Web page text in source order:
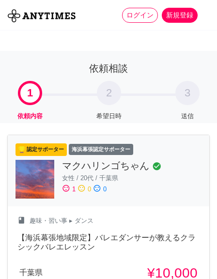
ログイン 新規登録
全て 家事 more_horiz
依頼相談
1
依頼内容
2
希望日時
3
送信
認定サポーター 海浜幕張認定サポーター
マクハリンゴちゃん check_circle
女性 / 20代 / 千葉県
sentiment_satisfied 1 sentiment_neutral 0 sentiment_dissatisfied 0
class 趣味・習い事 ▸ ダンス
【海浜幕張地域限定】バレエダンサーが教えるクラ
シックバレエレッスン
千葉県 ¥10,000